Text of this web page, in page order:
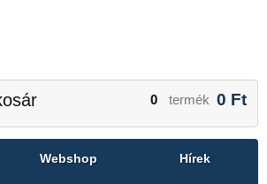
0 termék 0 Ft
Webshop Hírek